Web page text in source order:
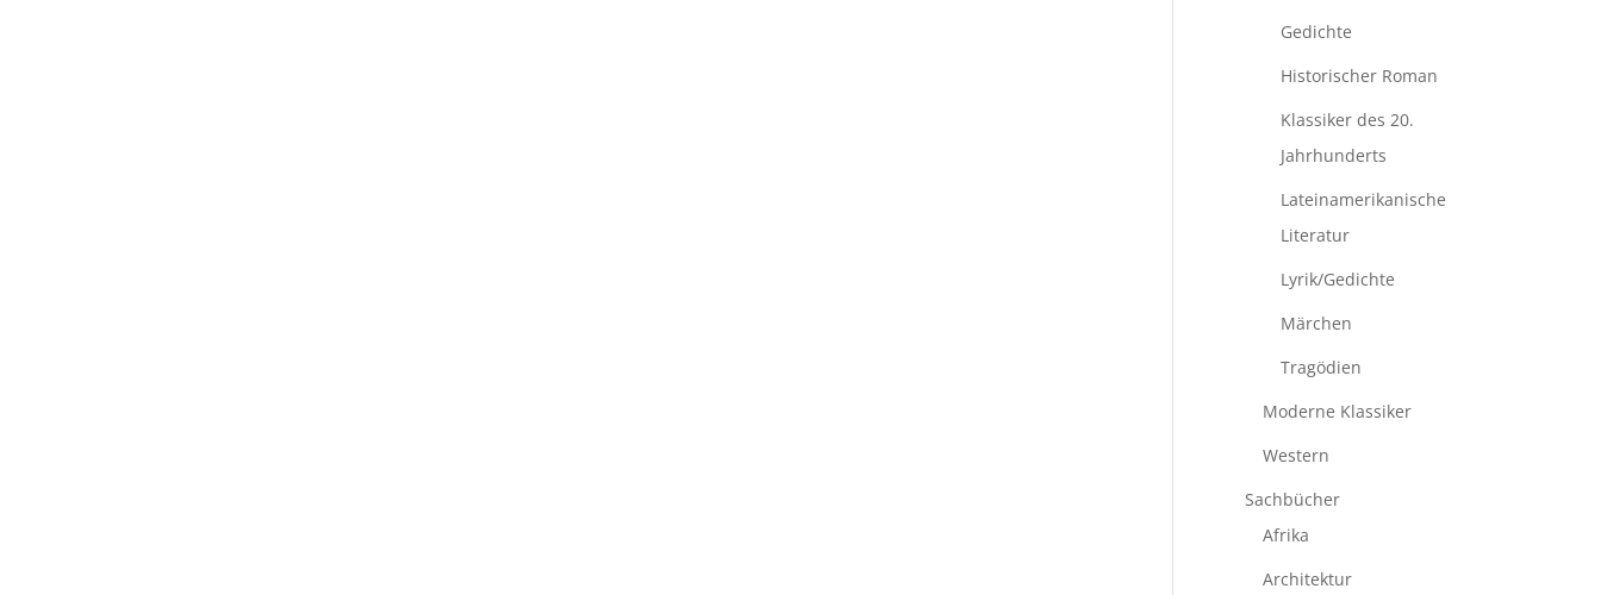
Gedichte
Historischer Roman
Klassiker des 20.
Jahrhunderts
Lateinamerikanische
Literatur
Lyrik/Gedichte
Märchen
Tragödien
Moderne Klassiker
Western
Sachbücher
Afrika
Architektur